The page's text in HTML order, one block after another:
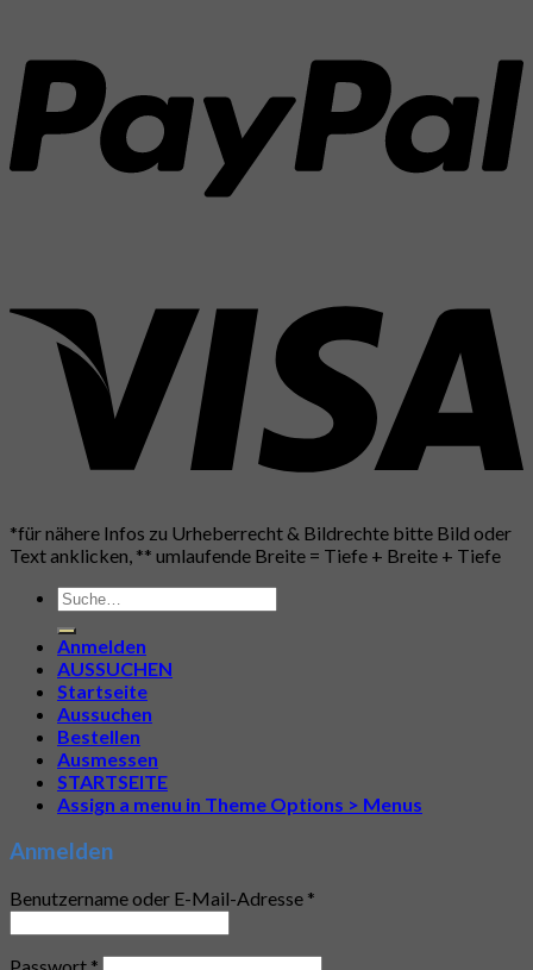
*für nähere Infos zu Urheberrecht & Bildrechte bitte Bild oder
Text anklicken, ** umlaufende Breite = Tiefe + Breite + Tiefe
Suche
nach:
Anmelden
AUSSUCHEN
Startseite
Aussuchen
Bestellen
Ausmessen
STARTSEITE
Assign a menu in Theme Options > Menus
Anmelden
Benutzername oder E-Mail-Adresse *
Passwort *